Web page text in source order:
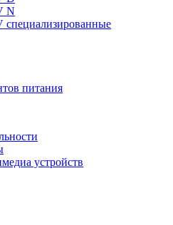
N
специализированные
питания
устройств